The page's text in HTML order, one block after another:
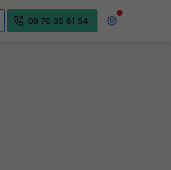
09 70 35 61 54